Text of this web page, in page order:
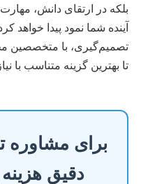
بلکه در ارتقای دانش،
آینده شما نمود پیدا خواهد
تصمیم‌گیری، با متخصصین
تا بهترین گزینه متناسب با
برای مشاوره
دقیق هزینه